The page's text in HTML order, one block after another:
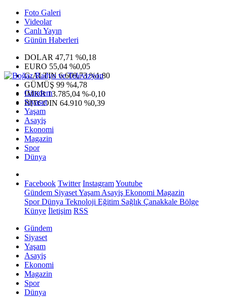
Foto Galeri
Videolar
Canlı Yayın
Günün Haberleri
DOLAR 47,71 %0,18
EURO 55,04 %0,05
G.ALTIN6.609,73 %1,80
GÜMÜŞ 99 %4,78
IMKB13.785,04 %-0,10
BITCOIN 64.910 %0,39
Gündem
Siyaset
Yaşam
Asayiş
Ekonomi
Magazin
Spor
Dünya
Facebook Twitter InstagramYoutube
Gündem SiyasetYaşam Asayiş Ekonomi Magazin
SporDünya Teknoloji Eğitim Sağlık Çanakkale Bölge
Künye İletişim RSS
Gündem
Siyaset
Yaşam
Asayiş
Ekonomi
Magazin
Spor
Dünya